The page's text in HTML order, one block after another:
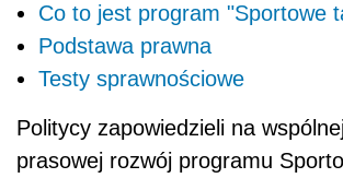
Co to jest program "Sportowe
Podstawa prawna
Testy sprawnościowe
Politycy zapowiedzieli na
prasowej rozwój programu